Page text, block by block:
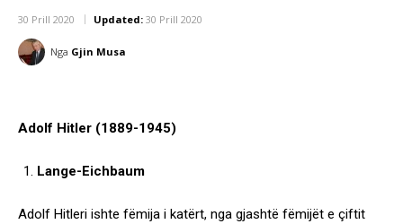
30 Prill 2020 Updated: 30 Prill 2020
Nga Gjin Musa
Adolf Hitler (1889-1945)
Lange-Eichbaum
Adolf Hitleri ishte fëmija i katërt, nga gjashtë fëmijët e çiftit